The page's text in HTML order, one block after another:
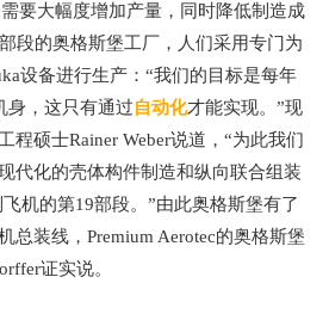
要大幅度增加产量，同时降低制造成
段的奥格斯堡工厂，人们采用专门为
设备进行生产：“我们的目标是每年
身，这只有通过自动化才能实现。”现
程硕士Rainer Weber说道，“为此我们
代化的壳体构件制造和纵向联合组装
机的第19部段。”由此奥格斯堡有了
总装线，Premium Aerotec的奥格斯堡
证实说。